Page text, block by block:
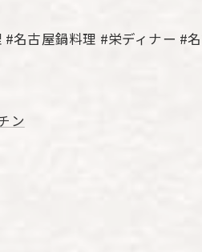
名古屋鍋料理 #栄ディナー #
ン